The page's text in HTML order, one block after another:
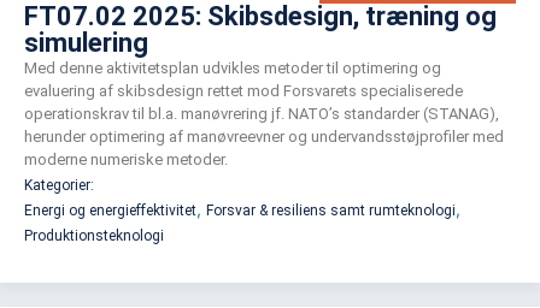
FT07.02 2025: Skibsdesign, træning og
simulering
Med denne aktivitetsplan udvikles metoder til optimering og
evaluering af skibsdesign rettet mod Forsvarets specialiserede
operationskrav til bl.a. manøvrering jf. NATO’s standarder (STANAG),
herunder optimering af manøvreevner og undervandsstøjprofiler med
moderne numeriske metoder.
Kategorier:
Energi og energieffektivitet, Forsvar & resiliens samt rumteknologi,
Produktionsteknologi